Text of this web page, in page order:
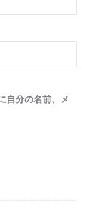
自分の名前、メ